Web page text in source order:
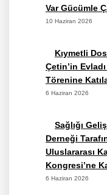
Var Gücümle
10 Haziran 2026
Kıymetli
Çetin’in
Törenine
6 Haziran 2026
Sağlığı
Derneği
Uluslararası
Kongresi’ne
6 Haziran 2026